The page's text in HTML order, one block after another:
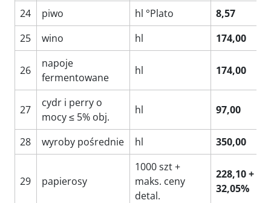
24
piwo hl °Plato
8,57
25
wino hl 174,00
26
napoje
fermentowane
hl 174,00
27
cydr i perry o
mocy ≤ 5% obj.
hl 97,00
28 wyroby pośrednie hl 350,00
29 papierosy
1000 szt +
maks. ceny
detal.
228,10 +
32,05%